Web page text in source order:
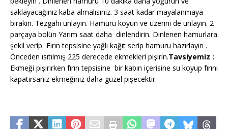
saklayacağınız kaba almalısınız. 3 saat kadar mayalanmaya
bırakın. Tezgahı unlayın. Hamuru koyun ve üzerini de unlayın. 2
parçaya bölün Yarım saat daha dinlendirin. Dinlenen hamurlara
şekil verip Fırın tepsisine yağlı kağıt serip hamuru hazırlayın .
Önceden ısıtılmış 225 derecede ekmekleri pişirin.Tavsiyemiz :
Ekmeği pişirirken fırın tepsisine bir kabın içerisine su koyup fırını
kapatırsanız ekmeğiniz daha güzel pişecektir.